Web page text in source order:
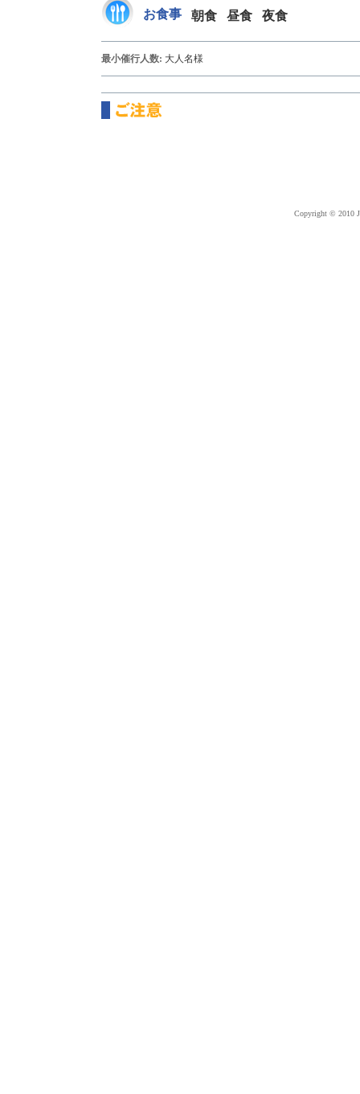
お食事 朝食 昼食 夜食
最小催行人数: 大人名様
Copyright © 2010